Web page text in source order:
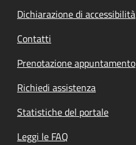
Dichiarazione di accessibilità
Contatti
Prenotazione appuntamento
Richiedi assistenza
Statistiche del portale
Leggi le FAQ